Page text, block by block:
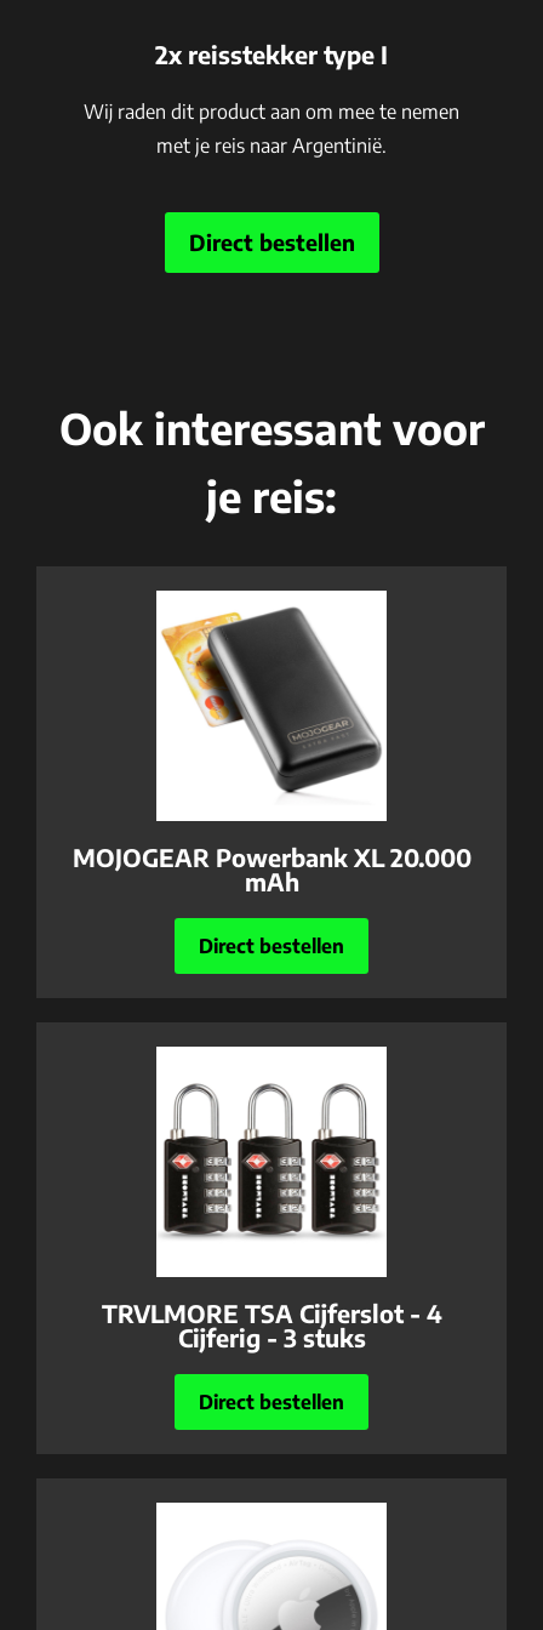
2x reisstekker type I
Wij raden dit product aan om mee te nemen
met je reis naar Argentinië.
Direct bestellen
Ook interessant voor
je reis:
MOJOGEAR Powerbank XL 20.000
mAh
Direct bestellen
TRVLMORE TSA Cijferslot - 4
Cijferig - 3 stuks
Direct bestellen